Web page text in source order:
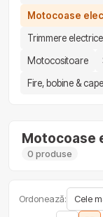
Motocoase
Trimmere
Motocositoare
Fire, bobine &
Motocoase
0 produse
Ordonează: